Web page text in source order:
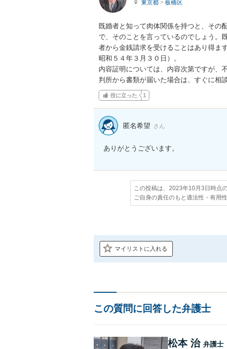
東京都 > 板橋区
既婚者と知って肉体関係を持つと、その
で、そのことを言っているのでしょう。
者から金銭請求を受けることはあり得ま
昭和５４年３月３０日）。
内容証明については、内容次第ですが、
判所から書類が届いた場合は、すぐに相
役に立った 1
匿名希望 さん
ありがとうございます。
この投稿は、2023年10月3日時点
ご自身の責任のもと適法性・有用
マイリストに入れる
この質問に回答した弁護士
松本 治 弁護士